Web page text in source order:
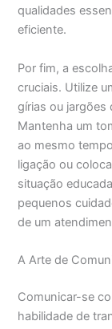
qualidades
eficiente.
Por fim, a
cruciais. Utilize
gírias ou jargões
Mantenha um
ao mesmo
ligação ou
situação
pequenos
de um
A Arte de
Comunicar-se
habilidade de